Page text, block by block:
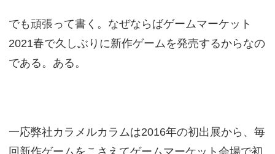
でも頑張って書く。なぜならばゲームマーケット
2021春で久しぶりに新作ゲームを発売するからなの
である。ある。
一応弊社カラメルカラムは2016年の初出展から、毎
回新作ゲームをこさえてゲームマーケット会場で初